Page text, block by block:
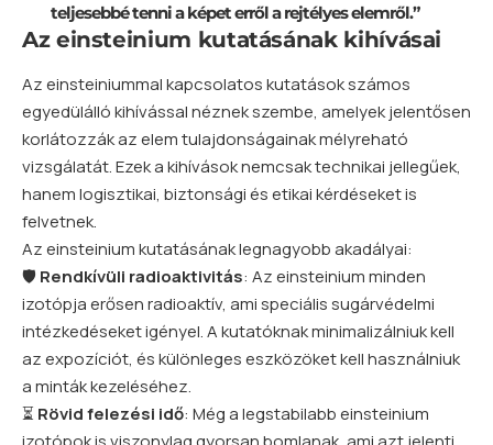
teljesebbé tenni a képet erről a rejtélyes elemről.”
Az einsteinium kutatásának kihívásai
Az einsteiniummal kapcsolatos kutatások számos
egyedülálló kihívással néznek szembe, amelyek jelentősen
korlátozzák az elem tulajdonságainak mélyreható
vizsgálatát. Ezek a kihívások nemcsak technikai jellegűek,
hanem logisztikai, biztonsági és etikai kérdéseket is
felvetnek.
Az einsteinium kutatásának legnagyobb akadályai:
🛡️Rendkívüli radioaktivitás: Az einsteinium minden
izotópja erősen radioaktív, ami speciális sugárvédelmi
intézkedéseket igényel. A kutatóknak minimalizálniuk kell
az expozíciót, és különleges eszközöket kell használniuk
a minták kezeléséhez.
⏳ Rövid felezési idő: Még a legstabilabb einsteinium